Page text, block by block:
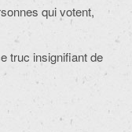
qui votent,
truc insignifiant de